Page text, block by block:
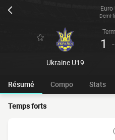
Euro
Demi-
Ukraine U19
1 -
Résumé Compo Stats
Temps forts